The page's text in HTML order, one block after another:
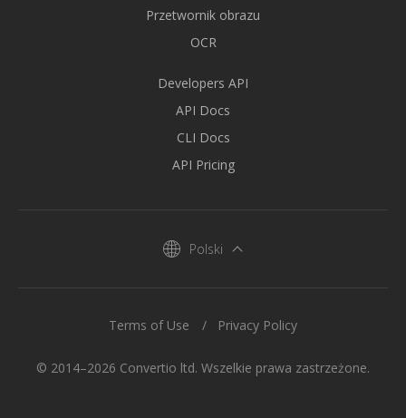
Przetwornik obrazu
OCR
Developers API
API Docs
CLI Docs
API Pricing
Polski
© 2014–2026 Convertio ltd. Wszelkie prawa zastrzeżone.
Terms of Use Privacy Policy